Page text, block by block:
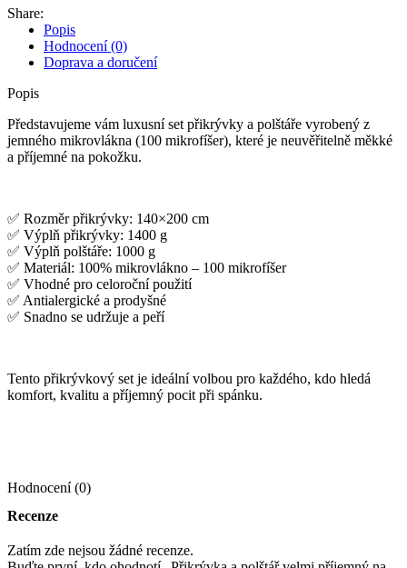
Share:
Popis
Hodnocení (0)
Doprava a doručení
Popis
Představujeme vám luxusní set přikrývky a polštáře vyrobený z
jemného mikrovlákna (100 mikrofíšer), které je neuvěřitelně měkké
a příjemné na pokožku.
✅ Rozměr přikrývky: 140×200 cm
✅ Výplň přikrývky: 1400 g
✅ Výplň polštáře: 1000 g
✅ Materiál: 100% mikrovlákno – 100 mikrofíšer
✅ Vhodné pro celoroční použití
✅ Antialergické a prodyšné
✅ Snadno se udržuje a peří
Tento přikrývkový set je ideální volbou pro každého, kdo hledá
komfort, kvalitu a příjemný pocit při spánku.
Hodnocení (0)
Recenze
Zatím zde nejsou žádné recenze.